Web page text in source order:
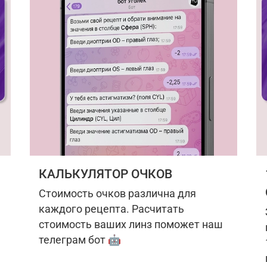
КАЛЬКУЛЯТОР ОЧКОВ
Стоимость очков различна для
каждого рецепта. Расчитать
стоимость ваших линз поможет наш
телеграм бот 🤖